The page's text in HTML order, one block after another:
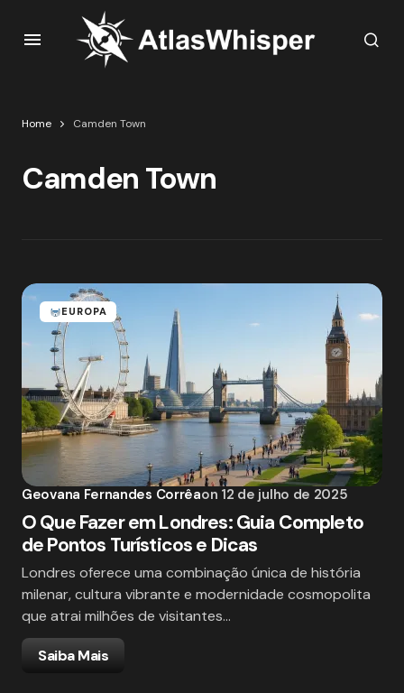
Home Camden Town
Camden Town
EUROPA
Geovana Fernandes Corrêaon 12 de julho de 2025
O Que Fazer em Londres: Guia Completo
de Pontos Turísticos e Dicas
Londres oferece uma combinação única de história
milenar, cultura vibrante e modernidade cosmopolita
que atrai milhões de visitantes…
Saiba Mais